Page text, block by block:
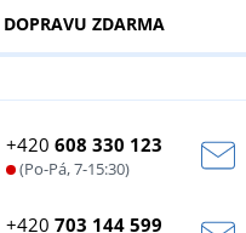
DOPRAVU ZDARMA
+420608 330 123
(Po-Pá, 7-15:30)
+420703 144 599